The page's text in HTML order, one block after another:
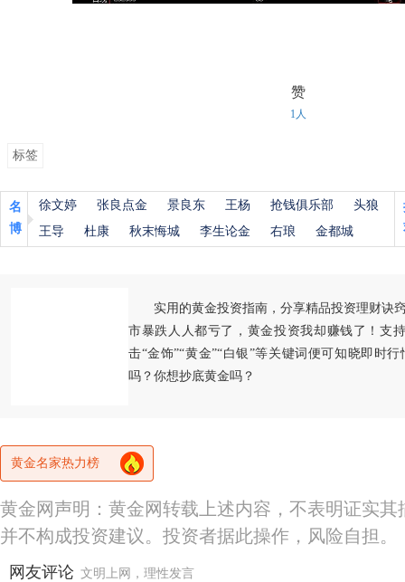
赞
1人
标签
名
博
徐文婷 张良点金 景良东 王杨 抢钱俱乐部
头狼
王导
杜康 秋末悔城 李生论金 右琅 金都城
实用的黄金投资指南，分享精品投资理财诀
市暴跌人人都亏了，黄金投资我却赚钱了！支
击“金饰”“黄金”“白银”等关键词便可知晓即时
吗？你想抄底黄金吗？
黄金名家热力榜
黄金网声明：黄金网转载上述内容，不表明证实
并不构成投资建议。投资者据此操作，风险自担。
网友评论 文明上网，理性发言